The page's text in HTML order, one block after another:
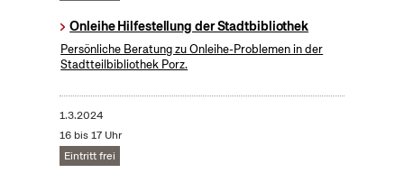
Onleihe Hilfestellung der Stadtbibliothek
Persönliche Beratung zu Onleihe-Problemen in der
Stadtteilbibliothek Porz.
1.3.2024
16 bis 17 Uhr
Eintritt frei